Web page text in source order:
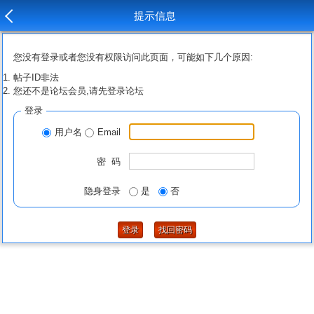
提示信息
您没有登录或者您没有权限访问此页面，可能如下几个原因:
帖子ID非法
您还不是论坛会员,请先登录论坛
登录
用户名 Email
密 码
隐身登录 是 否